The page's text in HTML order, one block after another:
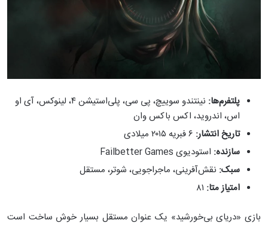
پلتفرم‌ها:
نینتندو سوییچ، پی سی، پلی‌استیشن ۴، لینوکس، آی او
اس، اندروید، اکس باکس وان
تاریخ انتشار: ۶ فبریه ۲۰۱۵ میلادی
سازنده: استودیوی Failbetter Games
سبک: نقش‌آفرینی، ماجراجویی، شوتر،‌ مستقل
امتیاز متا: ۸۱
بازی «دریای بی‌خورشید» یک عنوان مستقل بسیار خوش ساخت است